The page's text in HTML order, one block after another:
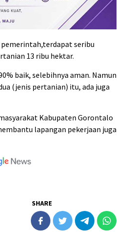
pemerintah,terdapat seribu
13 ribu hektar.
baik, selebihnya aman. Namun
(jenis pertanian) itu, ada juga
Kabupaten Gorontalo
lapangan pekerjaan juga
SHARE